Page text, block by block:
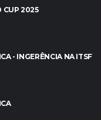
CUP 2025
- INGERÊNCIA NA ITSF